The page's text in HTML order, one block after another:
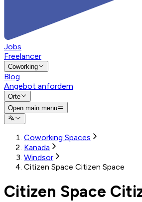
Jobs
Freelancer
Coworking
Blog
Angebot anfordern
Orte
Open main menu
Coworking Spaces
Kanada
Windsor
Citizen Space Citizen Space
Citizen Space